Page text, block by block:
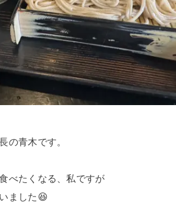
の青木です。
べたくなる、私ですが
ました😆